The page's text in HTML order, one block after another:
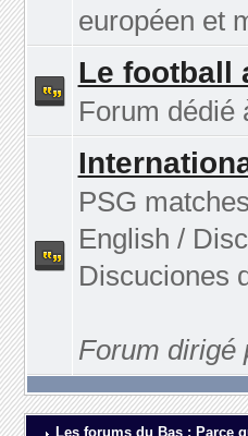
européen et
Le football
Forum dédié
PSG
English /
Discuciones
Forum dirigé
Les forums du Bas : Parce